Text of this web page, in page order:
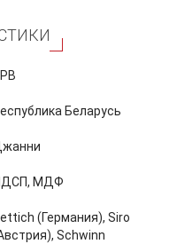
Беларусь
МДФ
(Германия), Siro
Schwinn